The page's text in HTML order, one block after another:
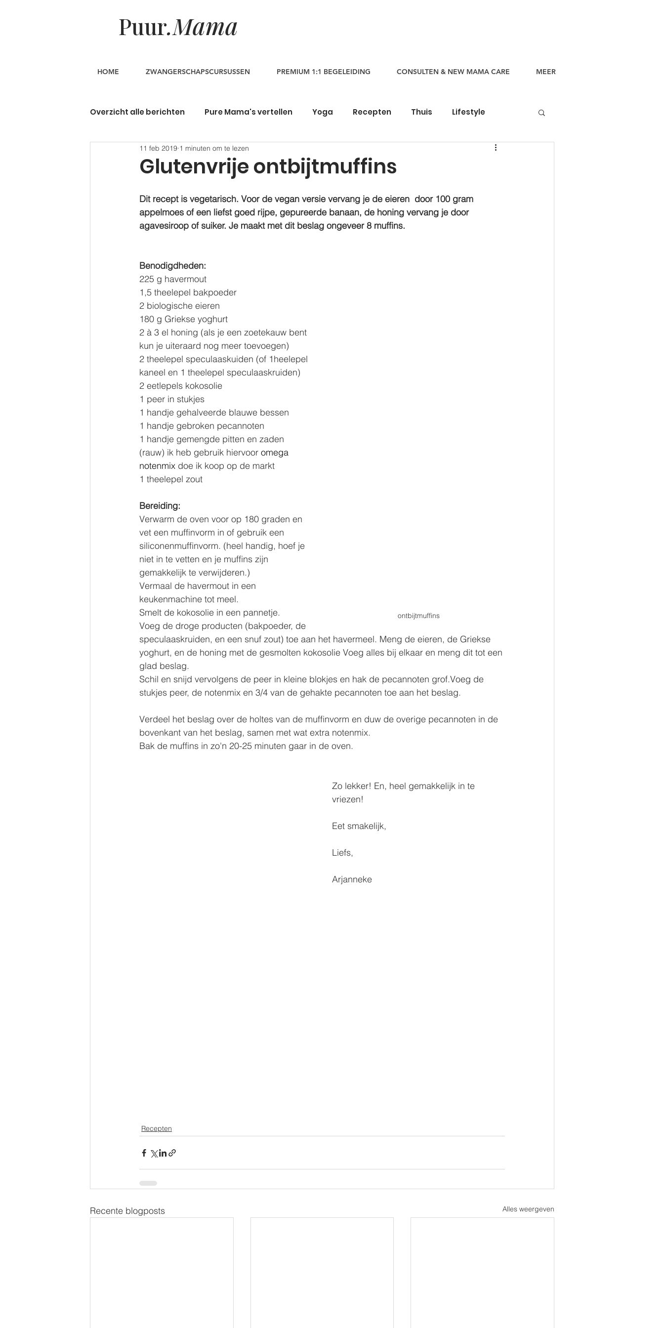
Puur.Mama
HOME ZWANGERSCHAPSCURSUSSEN PREMIUM 1:1 BEGELEIDING CONSULTEN & NEW MAMA CARE MEER
Overzicht alle berichten Pure Mama's vertellen Yoga Recepten Thuis Lifestyle
Glutenvrije ontbijtmuffins
11 feb 2019 1 minuten om te lezen
Dit recept is vegetarisch. Voor de vegan versie vervang je de eieren  door 100 gram
appelmoes of een liefst goed rijpe, gepureerde banaan, de honing vervang je door
agavesiroop of suiker. Je maakt met dit beslag ongeveer 8 muffins.
ontbijtmuffins
Benodigdheden:
225 g havermout
1,5 theelepel bakpoeder
2 biologische eieren
180 g Griekse yoghurt
2 à 3 el honing (als je een zoetekauw bent
kun je uiteraard nog meer toevoegen)
2 theelepel speculaaskuiden (of 1heelepel
kaneel en 1 theelepel speculaaskruiden)
2 eetlepels kokosolie
1 peer in stukjes
1 handje gehalveerde blauwe bessen
1 handje gebroken pecannoten
1 handje gemengde pitten en zaden
(rauw) ik heb gebruik hiervoor omega
notenmix doe ik koop op de markt
1 theelepel zout
Bereiding:
Verwarm de oven voor op 180 graden en
vet een muffinvorm in of gebruik een
siliconenmuffinvorm. (heel handig, hoef je
niet in te vetten en je muffins zijn
gemakkelijk te verwijderen.)
Vermaal de havermout in een
keukenmachine tot meel.
Smelt de kokosolie in een pannetje.
Voeg de droge producten (bakpoeder, de
speculaaskruiden, en een snuf zout) toe aan het havermeel. Meng de eieren, de Griekse
yoghurt, en de honing met de gesmolten kokosolie Voeg alles bij elkaar en meng dit tot een
glad beslag.
Schil en snijd vervolgens de peer in kleine blokjes en hak de pecannoten grof.Voeg de
stukjes peer, de notenmix en 3/4 van de gehakte pecannoten toe aan het beslag.
Verdeel het beslag over de holtes van de muffinvorm en duw de overige pecannoten in de
bovenkant van het beslag, samen met wat extra notenmix.
Bak de muffins in zo'n 20-25 minuten gaar in de oven.
Zo lekker! En, heel gemakkelijk in te
vriezen!
Eet smakelijk,
Liefs,
Arjanneke
Recepten
Recente blogposts Alles weergeven